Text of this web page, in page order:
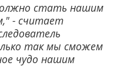
стать нашим
- считает
так мы сможем
чудо нашим